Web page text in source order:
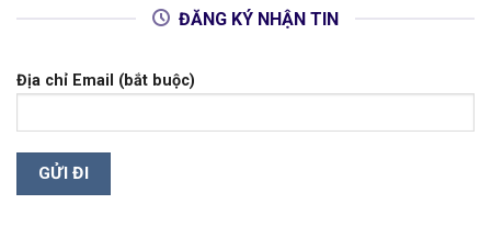
ĐĂNG KÝ NHẬN TIN
Địa chỉ Email (bắt buộc)